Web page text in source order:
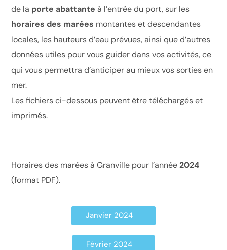
de la porte abattante à l’entrée du port, sur les
horaires des marées montantes et descendantes
locales, les hauteurs d’eau prévues, ainsi que d’autres
données utiles pour vous guider dans vos activités, ce
qui vous permettra d’anticiper au mieux vos sorties en
mer.
Les fichiers ci-dessous peuvent être téléchargés et
imprimés.
Horaires des marées à Granville pour l’année2024
(format PDF).
Janvier 2024
Février 2024